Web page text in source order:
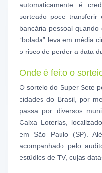
automaticamente é
sorteado pode transferir
bancária pessoal
“bolada” leva em média
o risco de perder a data
Onde é feito o
O sorteio do Super Sete
cidades do Brasil, por
passa por diversos
Caixa Loterias,
em São Paulo (SP).
acompanhado pelo
estúdios de TV, cujas